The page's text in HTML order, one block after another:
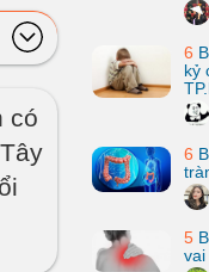
có
6
kỷ
6
5
vai